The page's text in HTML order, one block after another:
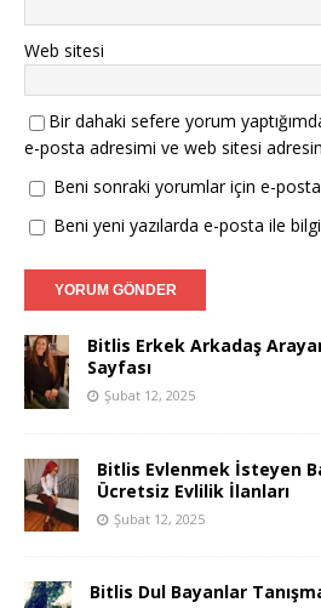
Web sitesi
Bir dahaki sefere yorum
e-posta adresimi ve web sitesi
Beni sonraki yorumlar için e-
Beni yeni yazılarda e-posta ile
Bitlis Erkek Arkadaş
Sayfası
Şubat 12, 2025
Bitlis Evlenmek İsteyen
Ücretsiz Evlilik İlanları
Şubat 12, 2025
Bitlis Dul Bayanlar